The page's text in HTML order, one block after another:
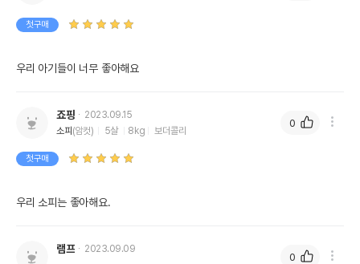
첫구매
우리 아기들이 너무 좋아해요
죠핑
2023.09.15
소피 (암컷) 5살 8kg 보더콜리
첫구매
우리 소피는 좋아해요.
0
램프 2023.09.09
0